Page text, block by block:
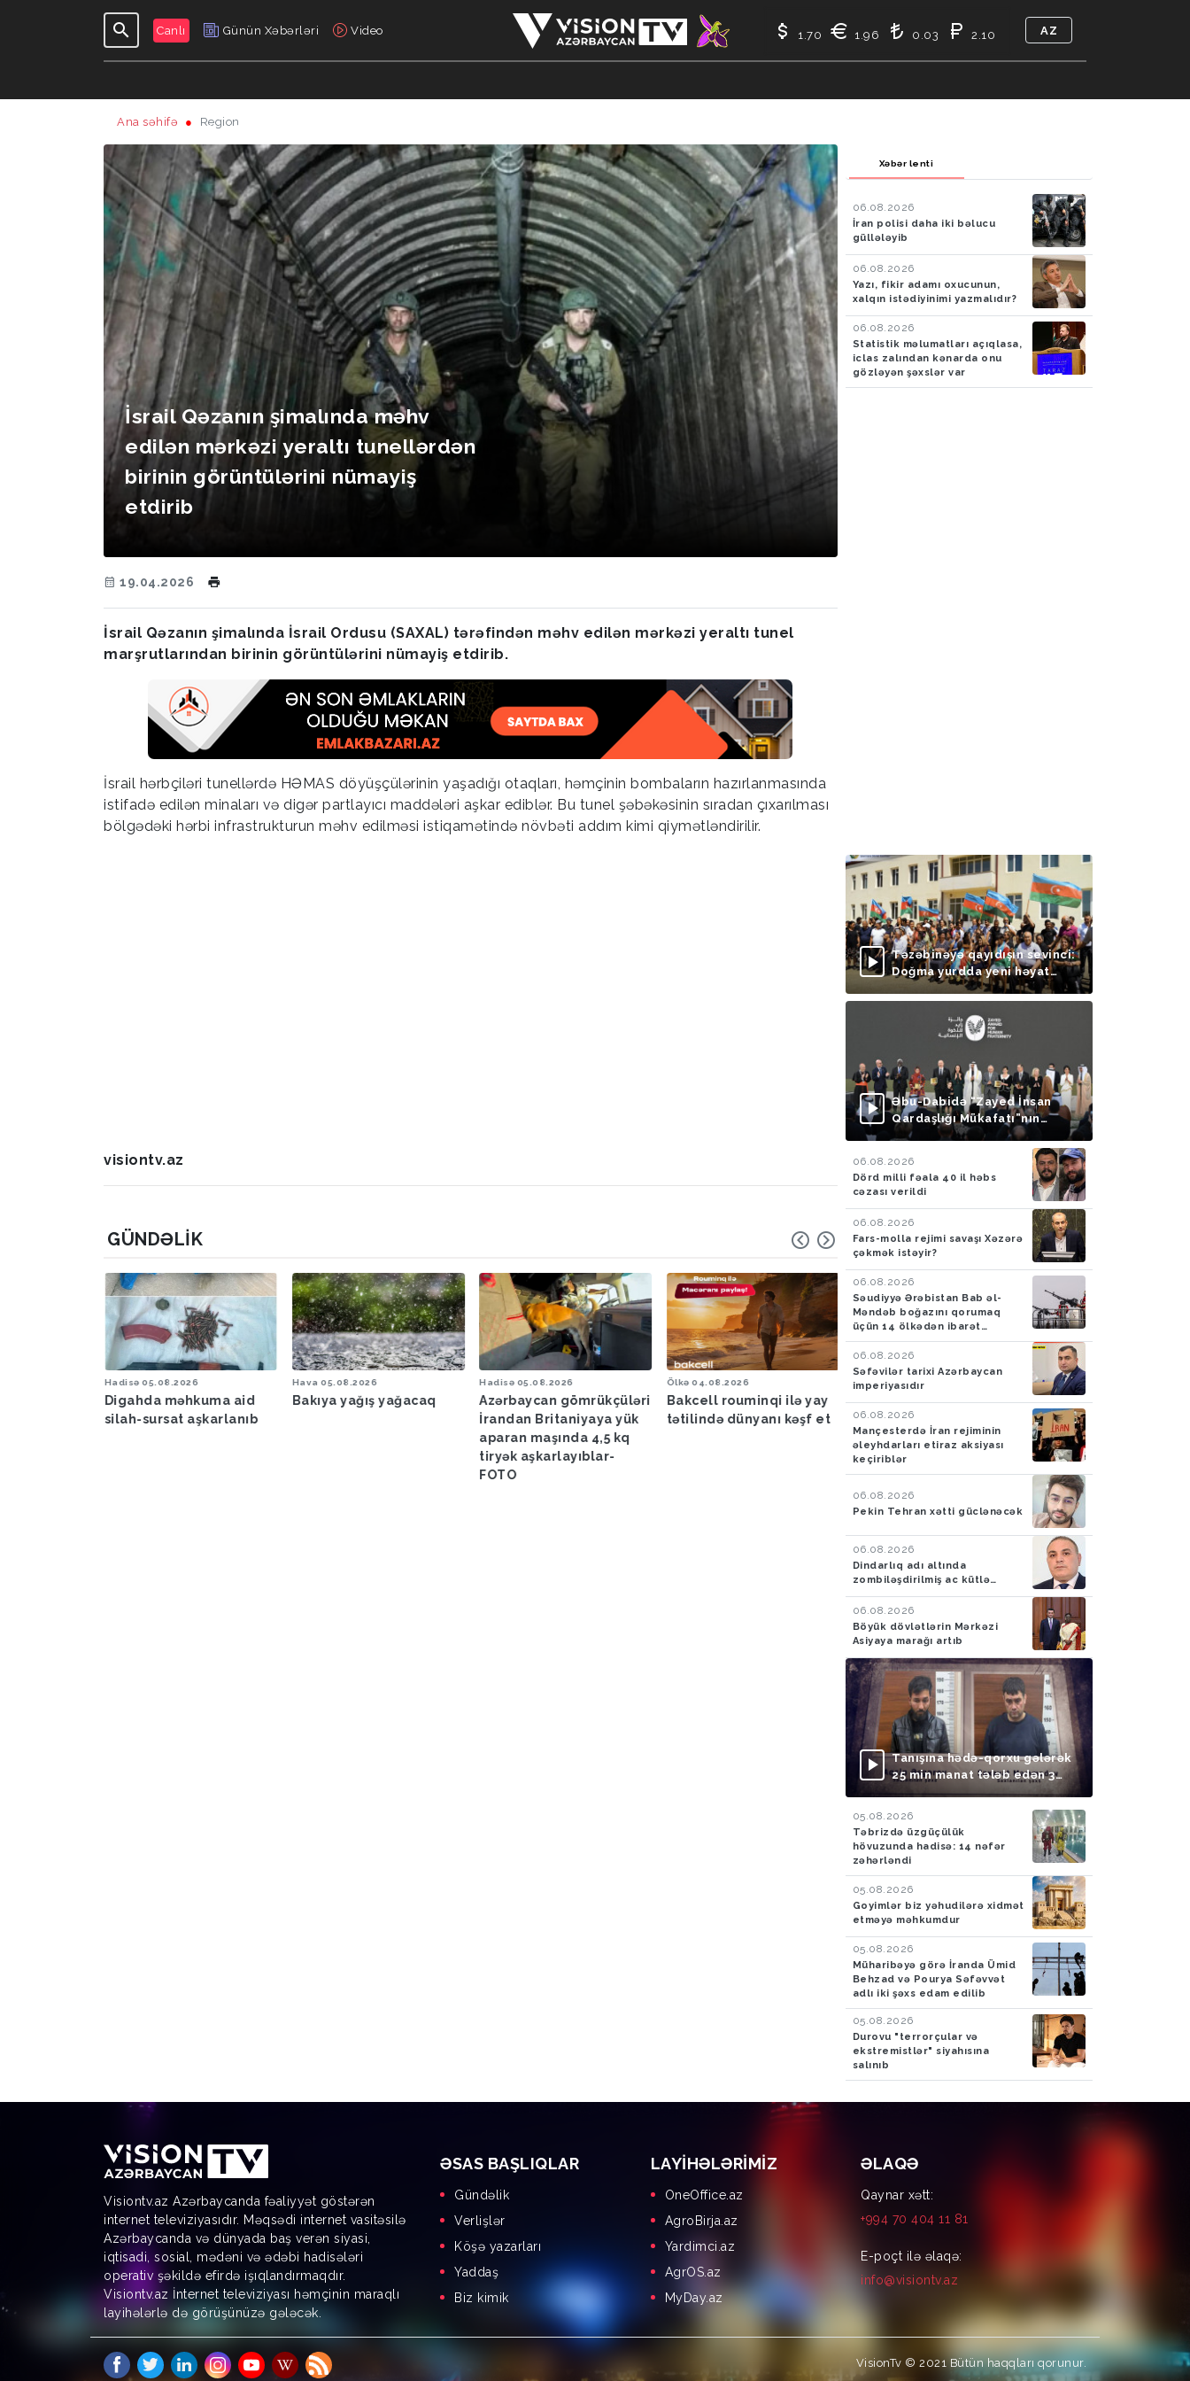
Canlı Günün Xəbərləri Video
GÜNDƏLIK
1.70 1.96 0.03 2.10 AZ
Ana səhifə Region
İsrail Qəzanın şimalında məhv
edilən mərkəzi yeraltı tunellərdən
birinin görüntülərini nümayiş
etdirib
19.04.2026
İsrail Qəzanın şimalında İsrail Ordusu (SAXAL) tərəfindən məhv edilən mərkəzi yeraltı tunel
marşrutlarından birinin görüntülərini nümayiş etdirib.
İsrail hərbçiləri tunellərdə HƏMAS döyüşçülərinin yaşadığı otaqları, həmçinin bombaların hazırlanmasında
istifadə edilən minaları və digər partlayıcı maddələri aşkar ediblər. Bu tunel şəbəkəsinin sıradan çıxarılması
bölgədəki hərbi infrastrukturun məhv edilməsi istiqamətində növbəti addım kimi qiymətləndirilir.
visiontv.az
GÜNDƏLIK
Hadisə 05.08.2026
Digahda məhkuma aid
silah-sursat aşkarlanıb
Hava 05.08.2026
Bakıya yağış yağacaq
Hadisə 05.08.2026
Azərbaycan gömrükçüləri
İrandan Britaniyaya yük
aparan maşında 4,5 kq
tiryək aşkarlayıblar-
FOTO
Ölkə 04.08.2026
Bakcell rouminqi ilə yay
tətilində dünyanı kəşf et
Hadisə 03.08.2026
FHN: Bu il qeyri-çimərlik
ərazilərdə suda batan 40
nəfərin meyiti tapılıb, 55
nəfər xilas edilib
Hadisə 03.08.2026
Azad edilmiş
ötən ay 788 mina,
PHS aşkarlanıb
Xəbər lenti
06.08.2026
İran polisi daha iki bəlucu
güllələyib
06.08.2026
Yazı, fikir adamı oxucunun,
xalqın istədiyinimi yazmalıdır?
06.08.2026
Statistik məlumatları açıqlasa,
iclas zalından kənarda onu
gözləyən şəxslər var
Təzəbinəyə qayıdışın sevinci:
Doğma yurdda yeni həyat
başlayır
Əbu-Dabidə “Zayed İnsan
Qardaşlığı Mükafatı”nın
təqdimolunma mərasimi
06.08.2026
Dörd milli fəala 40 il həbs
cəzası verildi
06.08.2026
Fars-molla rejimi savaşı Xəzərə
çəkmək istəyir?
06.08.2026
Səudiyyə Ərəbistan Bab əl-
Məndəb boğazını qorumaq
üçün 14 ölkədən ibarət
müdafiə koalisiyası yaradıb
06.08.2026
Səfəvilər tarixi Azərbaycan
imperiyasıdır
06.08.2026
Mançesterdə İran rejiminin
əleyhdarları etiraz aksiyası
keçiriblər
06.08.2026
Pekin Tehran xətti güclənəcək
06.08.2026
Dindarlıq adı altında
zombiləşdirilmiş ac kütlə…
06.08.2026
Böyük dövlətlərin Mərkəzi
Asiyaya marağı artıb
Tanışına hədə-qorxu gələrək
25 min manat tələb edən 3
nəfər saxlanılıb
05.08.2026
Təbrizdə üzgüçülük
hövuzunda hadisə: 14 nəfər
zəhərləndi
05.08.2026
Goyimlər biz yəhudilərə xidmət
etməyə məhkumdur
05.08.2026
Müharibəyə görə İranda Ümid
Behzad və Pourya Səfəvvət
adlı iki şəxs edam edilib
05.08.2026
Durovu "terrorçular və
ekstremistlər" siyahısına
salınıb
Visiontv.az Azərbaycanda fəaliyyət göstərən
internet televiziyasıdır. Məqsədi internet vasitəsilə
Azərbaycanda və dünyada baş verən siyasi,
iqtisadi, sosial, mədəni və ədəbi hadisələri
operativ şəkildə efirdə işıqlandırmaqdır.
Visiontv.az İnternet televiziyası həmçinin maraqlı
layihələrlə də görüşünüzə gələcək.
ƏSAS BAŞLIQLAR
Gündəlik
Verlişlər
Köşə yazarları
Yaddaş
Biz kimik
LAYIHƏLƏRIMIZ
OneOffice.az
AgroBirja.az
Yardimci.az
AgrOS.az
MyDay.az
ƏLAQƏ
Qaynar xətt:
+994 70 404 11 81
E-poçt ilə əlaqə:
info@visiontv.az
VisionTv © 2021 Bütün haqqları qorunur.